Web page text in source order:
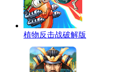
植物反击战破解版